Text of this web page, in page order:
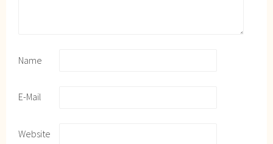
Name
E-Mail
Website